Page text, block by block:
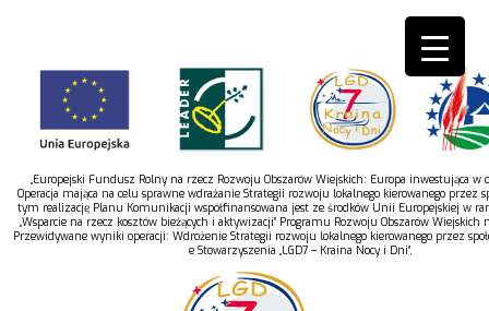
„Europejski Fundusz Rolny na rzecz Rozwoju Obszarów Wiejskich: Europa inwestująca w
Operacja mająca na celu sprawne wdrażanie Strategii rozwoju lokalnego kierowanego przez
tym realizację Planu Komunikacji współfinansowana jest ze środków Unii Europejskiej w
„Wsparcie na rzecz kosztów bieżących i aktywizacji” Programu Rozwoju Obszarów Wiejskich
Przewidywane wyniki operacji: Wdrożenie Strategii rozwoju lokalnego kierowanego przez
e Stowarzyszenia „LGD7 – Kraina Nocy i Dni”,